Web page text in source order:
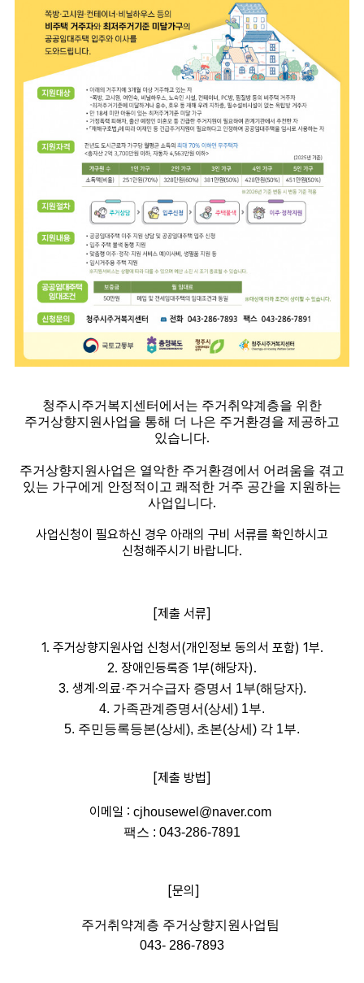
청주시주거복지센터에서는 주거취약계층을 위한
주거상향지원사업을 통해 더 나은 주거환경을 제공하고
있습니다.
주거상향지원사업은 열악한 주거환경에서 어려움을 겪고
있는 가구에게 안정적이고 쾌적한 거주 공간을 지원하는
사업입니다.
사업신청이 필요하신 경우 아래의 구비 서류를 확인하시고
신청해주시기 바랍니다.
[제출 서류]
1. 주거상향지원사업 신청서(개인정보 동의서 포함) 1부.
2. 장애인등록증 1부(해당자).
3. 생계·의료·주거수급자 증명서 1부(해당자).
4. 가족관계증명서(상세) 1부.
5. 주민등록등본(상세), 초본(상세) 각 1부.
[제출 방법]
이메일 : cjhousewel@naver.com
팩스 : 043-286-7891
[문의]
주거취약계층 주거상향지원사업팀
043- 286-7893